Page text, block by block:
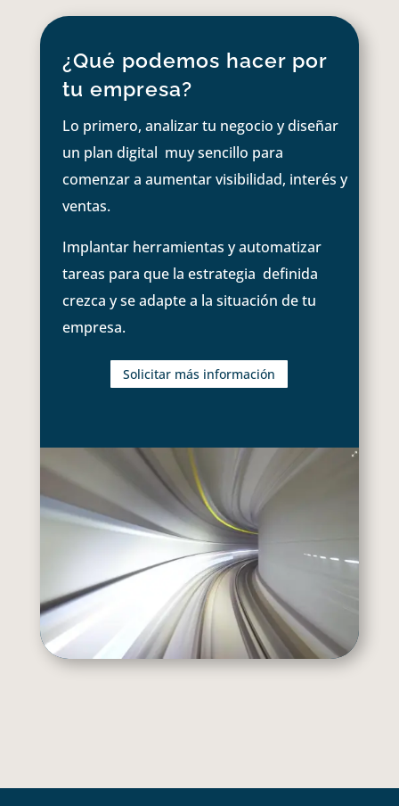
¿Qué podemos hacer por
tu empresa?
Lo primero, analizar tu negocio y diseñar
un plan digital muy sencillo para
comenzar a aumentar visibilidad, interés y
ventas.
Implantar herramientas y automatizar
tareas para que la estrategia definida
crezca y se adapte a la situación de tu
empresa.
Solicitar más información